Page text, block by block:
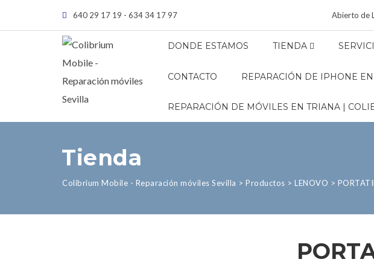
640 29 17 19 - 634 34 17 97 Abierto de
DONDE ESTAMOS TIENDA
CONTACTO REPARACIÓN DE IPHONE
REPARACIÓN DE MÓVILES EN TRIANA |
Tienda
Colibrium Mobile - Reparación móviles Sevilla > Productos > LENOVO >